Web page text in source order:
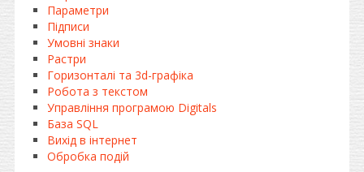
Параметри
Підписи
Умовні знаки
Растри
Горизонталі та 3d-графіка
Робота з текстом
Управління програмою Digitals
База SQL
Вихід в інтернет
Обробка подій